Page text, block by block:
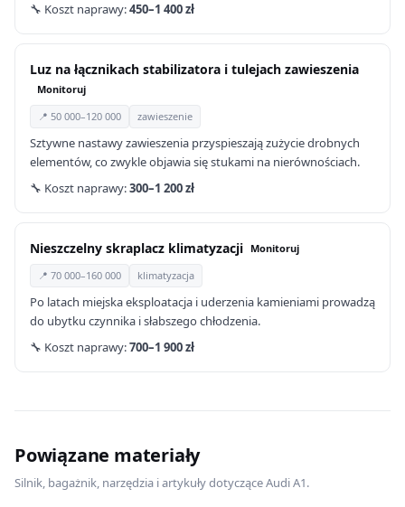
🔧 Koszt naprawy:450–1 400 zł
Luz na łącznikach stabilizatora i tulejach zawieszenia
Monitoruj
📍 50 000–120 000
zawieszenie
Sztywne nastawy zawieszenia przyspieszają zużycie drobnych
elementów, co zwykle objawia się stukami na nierównościach.
🔧 Koszt naprawy:300–1 200 zł
Nieszczelny skraplacz klimatyzacji Monitoruj
📍 70 000–160 000 klimatyzacja
Po latach miejska eksploatacja i uderzenia kamieniami prowadzą
do ubytku czynnika i słabszego chłodzenia.
🔧 Koszt naprawy:700–1 900 zł
Powiązane materiały
Silnik, bagażnik, narzędzia i artykuły dotyczące Audi A1.